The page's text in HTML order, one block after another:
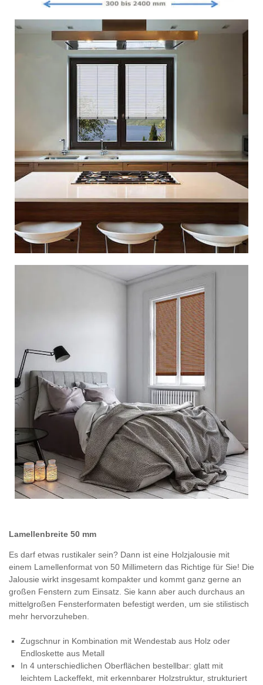
Lamellenbreite 50 mm
Es darf etwas rustikaler sein? Dann ist eine Holzjalousie mit
einem Lamellenformat von 50 Millimetern das Richtige für Sie! Die
Jalousie wirkt insgesamt kompakter und kommt ganz gerne an
großen Fenstern zum Einsatz. Sie kann aber auch durchaus an
mittelgroßen Fensterformaten befestigt werden, um sie stilistisch
mehr hervorzuheben.
Zugschnur in Kombination mit Wendestab aus Holz oder
Endloskette aus Metall
In 4 unterschiedlichen Oberflächen bestellbar: glatt mit
leichtem Lackeffekt, mit erkennbarer Holzstruktur, strukturiert